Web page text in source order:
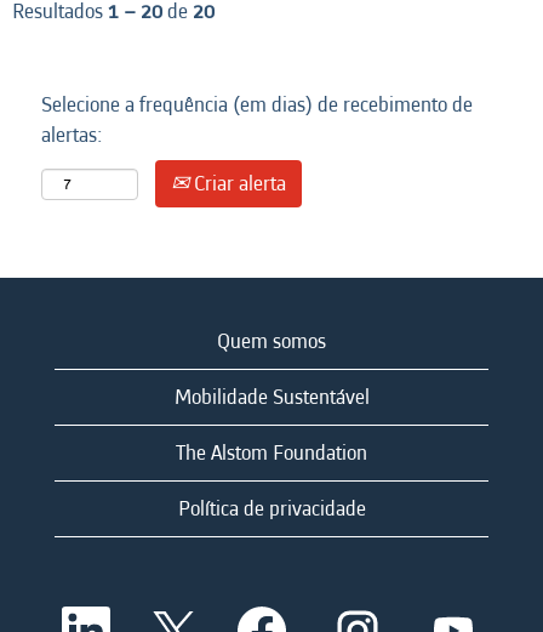
Resultados1 – 20de 20
Selecione a frequência (em dias) de recebimento de
alertas:
Criar alerta
Quem somos
Mobilidade Sustentável
The Alstom Foundation
Política de privacidade
A A A